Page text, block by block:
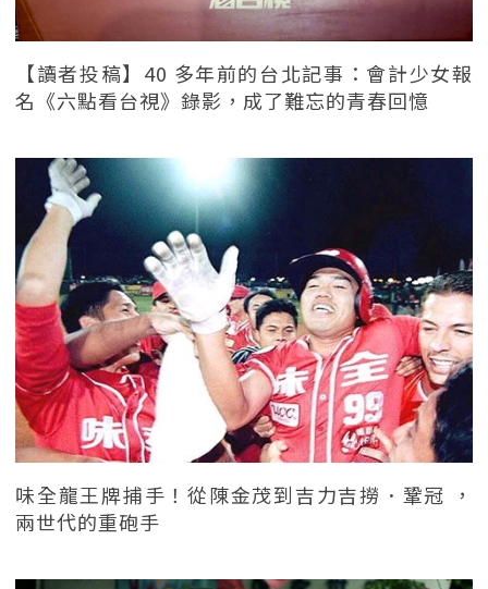
【讀者投稿】40 多年前的台北記事：會計少女報
名《六點看台視》錄影，成了難忘的青春回憶
味全龍王牌捕手！從陳金茂到吉力吉撈．鞏冠 ，
兩世代的重砲手